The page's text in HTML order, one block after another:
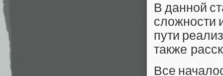
В данной
сложности
пути
также
Все